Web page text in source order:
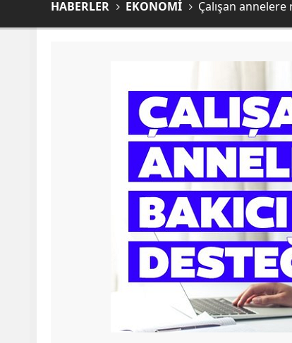
HABERLER EKONOMİ Çalışan